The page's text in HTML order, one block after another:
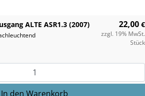
ALTE ASR1.3 (2007) 22,00 €
zzgl. 19% MwSt.
Stück